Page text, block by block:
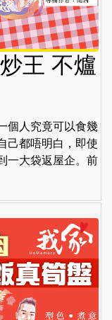
王 不爐
個人究竟可以食幾
己都唔明白，即使
一大袋返屋企。前